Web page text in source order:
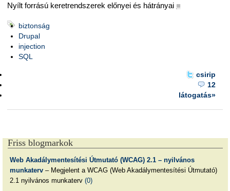
Nyílt forrású keretrendszerek előnyei és hátrányai ■
biztonság
Drupal
injection
SQL
csirip
12
látogatás»
Friss blogmarkok
Web Akadálymentesítési Útmutató (WCAG) 2.1 – nyilvános
munkaterv– Megjelent a WCAG (Web Akadálymentesítési Útmutató)
2.1 nyilvános munkaterv (0)